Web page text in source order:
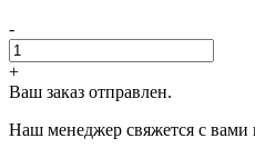
-
+
Ваш заказ отправлен.
Наш менеджер свяжется с вами